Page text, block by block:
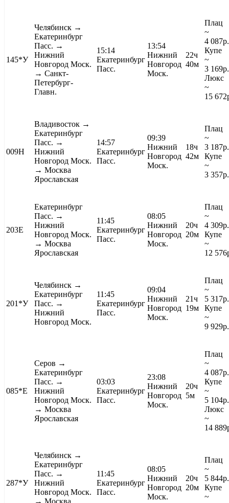
145*У
Челябинск →
Екатеринбург
Пасс. →
Нижний
Новгород Моск.
→ Санкт-
Петербург-
Главн.
15:14
Екатеринбург
Пасс.
13:54
Нижний
Новгород
Моск.
22ч
40м
Плац
~
4 087р.
Купе
~
3 169р.
Люкс
~
15 672
009Н
Владивосток →
Екатеринбург
Пасс. →
Нижний
Новгород Моск.
→ Москва
Ярославская
14:57
Екатеринбург
Пасс.
09:39
Нижний
Новгород
Моск.
18ч
42м
Плац
~
3 187р.
Купе
~
3 357р.
203Е
Екатеринбург
Пасс. →
Нижний
Новгород Моск.
→ Москва
Ярославская
11:45
Екатеринбург
Пасс.
08:05
Нижний
Новгород
Моск.
20ч
20м
Плац
~
4 309р.
Купе
~
12 576
201*У
Челябинск →
Екатеринбург
Пасс. →
Нижний
Новгород Моск.
11:45
Екатеринбург
Пасс.
09:04
Нижний
Новгород
Моск.
21ч
19м
Плац
~
5 317р.
Купе
~
9 929р.
085*Е
Серов →
Екатеринбург
Пасс. →
Нижний
Новгород Моск.
→ Москва
Ярославская
03:03
Екатеринбург
Пасс.
23:08
Нижний
Новгород
Моск.
20ч
5м
Плац
~
4 087р.
Купе
~
5 104р.
Люкс
~
14 889
287*У
Челябинск →
Екатеринбург
Пасс. →
Нижний
Новгород Моск.
→ Москва
11:45
Екатеринбург
Пасс.
08:05
Нижний
Новгород
Моск.
20ч
20м
Плац
~
5 844р.
Купе
~